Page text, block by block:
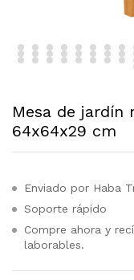
Mesa de jardín
64x64x29 cm
Enviado por Haba
Soporte rápido
Compre ahora y
laborables.